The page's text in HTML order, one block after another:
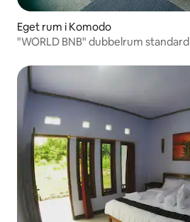
Eget rum i Komodo
"WORLD BNB" dubbelrum standard